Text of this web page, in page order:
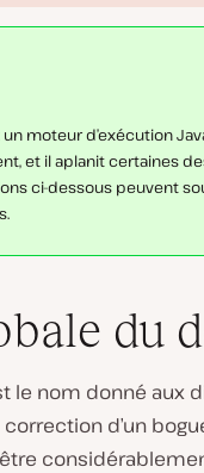
r
moteur d’exécution
et il aplanit certaines
ci-dessous peuvent
du
le nom donné
correction d’un